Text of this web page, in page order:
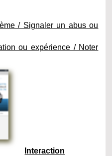
/ Signaler un abus ou
ou expérience / Noter
Interaction